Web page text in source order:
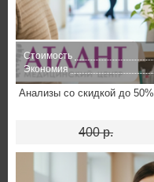
Стоимость
Экономия
Анализы со скидкой до 50%
400 р.